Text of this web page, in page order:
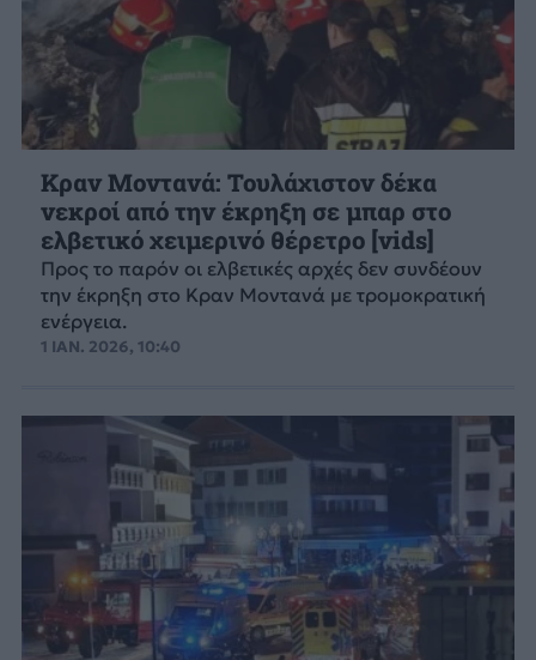
Κραν Μοντανά: Τουλάχιστον δέκα
νεκροί από την έκρηξη σε μπαρ στο
ελβετικό χειμερινό θέρετρο [vids]
Προς το παρόν οι ελβετικές αρχές δεν συνδέουν
την έκρηξη στο Κραν Μοντανά με τρομοκρατική
ενέργεια.
1 ΙΑΝ. 2026, 10:40